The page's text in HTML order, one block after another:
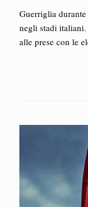
Guerriglia
negli stadi
alle prese con le